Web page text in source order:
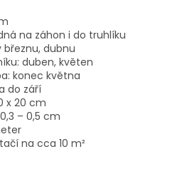
na záhon i do truhlíku
dubnu
duben, květen
konec května
do září
x 20 cm
– 0,5 cm
na cca 10 m²